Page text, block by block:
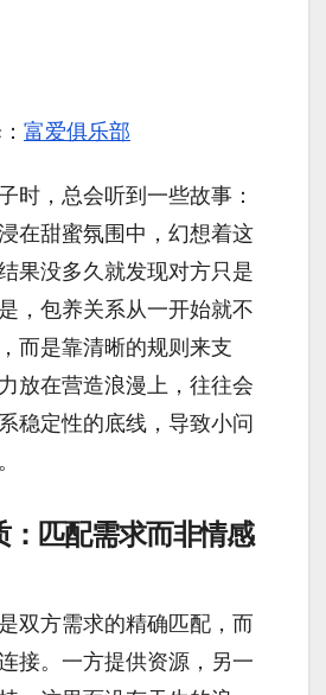
富爱俱乐部
时，总会听到一些故事：
在甜蜜氛围中，幻想着这
果没多久就发现对方只是
，包养关系从一开始就不
而是靠清晰的规则来支
放在营造浪漫上，往往会
稳定性的底线，导致小问
：匹配需求而非情感
双方需求的精确匹配，而
接。一方提供资源，另一